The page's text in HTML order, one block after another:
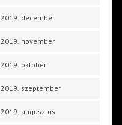
2019. december
2019. november
2019. október
2019. szeptember
2019. augusztus